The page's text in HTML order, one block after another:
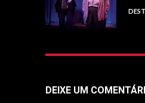
DEIXE UM